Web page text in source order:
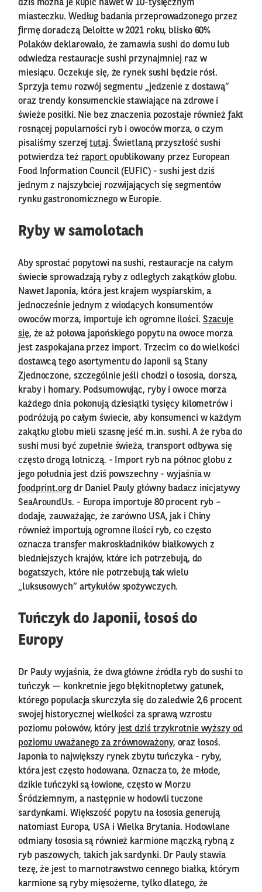
dziś można je kupić nawet w 10-tysięcznym
miasteczku. Według badania przeprowadzonego przez
firmę doradczą Deloitte w 2021 roku, blisko 60%
Polaków deklarowało, że zamawia sushi do domu lub
odwiedza restauracje sushi przynajmniej raz w
miesiącu. Oczekuje się, że rynek sushi będzie rósł.
Sprzyja temu rozwój segmentu „jedzenie z dostawą”
oraz trendy konsumenckie stawiające na zdrowe i
świeże posiłki. Nie bez znaczenia pozostaje również fakt
rosnącej popularności ryb i owoców morza, o czym
pisaliśmy szerzejtutaj. Świetlaną przyszłość sushi
potwierdza też raport opublikowany przez European
Food Information Council (EUFIC) - sushi jest dziś
jednym z najszybciej rozwijających się segmentów
rynku gastronomicznego w Europie.
Ryby w samolotach
Aby sprostać popytowi na sushi, restauracje na całym
świecie sprowadzają ryby z odległych zakątków globu.
Nawet Japonia, która jest krajem wyspiarskim, a
jednocześnie jednym z wiodących konsumentów
owoców morza, importuje ich ogromne ilości. Szacuje
się, że aż połowa japońskiego popytu na owoce morza
jest zaspokajana przez import. Trzecim co do wielkości
dostawcą tego asortymentu do Japonii są Stany
Zjednoczone, szczególnie jeśli chodzi o łososia, dorsza,
kraby i homary. Podsumowując, ryby i owoce morza
każdego dnia pokonują dziesiątki tysięcy kilometrów i
podróżują po całym świecie, aby konsumenci w każdym
zakątku globu mieli szasnę jeść m.in. sushi. A że ryba do
sushi musi być zupełnie świeża, transport odbywa się
często drogą lotniczą. - Import ryb na północ globu z
jego południa jest dziś powszechny - wyjaśnia w
foodprint.orgdr Daniel Pauly główny badacz inicjatywy
SeaAroundUs. - Europa importuje 80 procent ryb –
dodaje, zauważając, że zarówno USA, jak i Chiny
również importują ogromne ilości ryb, co często
oznacza transfer makroskładników białkowych z
biedniejszych krajów, które ich potrzebują, do
bogatszych, które nie potrzebują tak wielu
„luksusowych” artykułów spożywczych.
Tuńczyk do Japonii, łosoś do
Europy
Dr Pauly wyjaśnia, że dwa główne źródła ryb do sushi to
tuńczyk — konkretnie jego błękitnopłetwy gatunek,
którego populacja skurczyła się do zaledwie 2,6 procent
swojej historycznej wielkości za sprawą wzrostu
poziomu połowów, który jest dziś trzykrotnie wyższy od
poziomu uważanego za zrównoważony, oraz łosoś.
Japonia to największy rynek zbytu tuńczyka - ryby,
która jest często hodowana. Oznacza to, że młode,
dzikie tuńczyki są łowione, często w Morzu
Śródziemnym, a następnie w hodowli tuczone
sardynkami. Większość popytu na łososia generują
natomiast Europa, USA i Wielka Brytania. Hodowlane
odmiany łososia są również karmione mączką rybną z
ryb paszowych, takich jak sardynki. Dr Pauly stawia
tezę, że jest to marnotrawstwo cennego białka, którym
karmione są ryby mięsożerne, tylko dlatego, że